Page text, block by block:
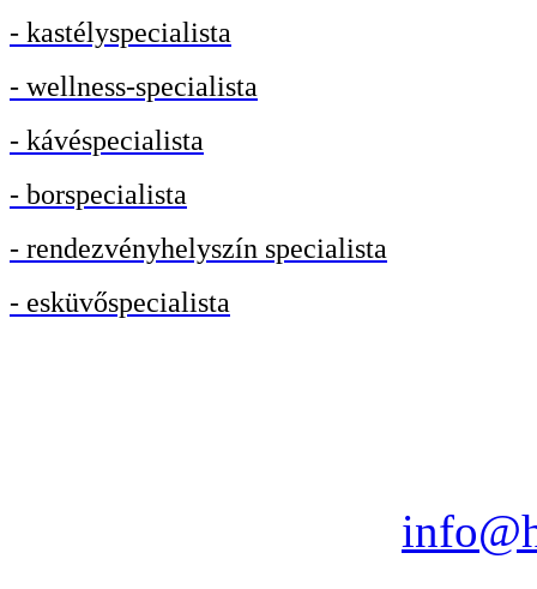
- kastélyspecialista
- wellness-specialista
- kávéspecialista
- borspecialista
- rendezvényhelyszín specialista
- esküvőspecialista